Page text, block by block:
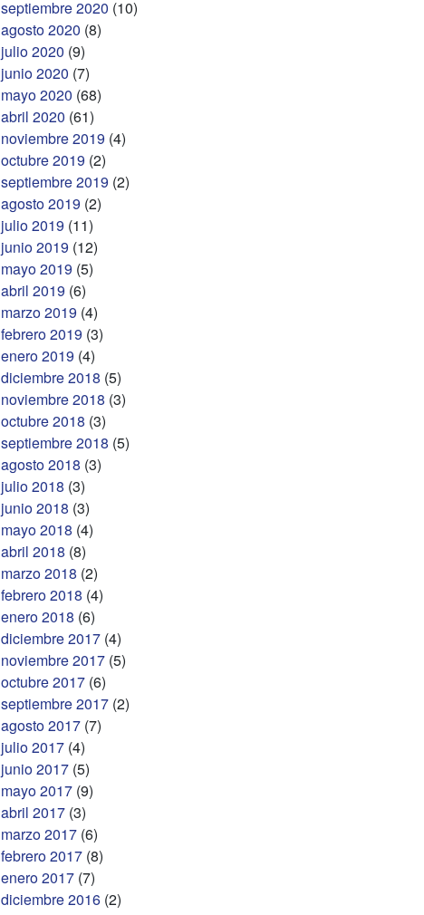
septiembre 2020 (10)
agosto 2020 (8)
julio 2020 (9)
junio 2020 (7)
mayo 2020 (68)
abril 2020 (61)
noviembre 2019 (4)
octubre 2019 (2)
septiembre 2019 (2)
agosto 2019 (2)
julio 2019 (11)
junio 2019 (12)
mayo 2019 (5)
abril 2019 (6)
marzo 2019 (4)
febrero 2019 (3)
enero 2019 (4)
diciembre 2018 (5)
noviembre 2018 (3)
octubre 2018 (3)
septiembre 2018 (5)
agosto 2018 (3)
julio 2018 (3)
junio 2018 (3)
mayo 2018 (4)
abril 2018 (8)
marzo 2018 (2)
febrero 2018 (4)
enero 2018 (6)
diciembre 2017 (4)
noviembre 2017 (5)
octubre 2017 (6)
septiembre 2017 (2)
agosto 2017 (7)
julio 2017 (4)
junio 2017 (5)
mayo 2017 (9)
abril 2017 (3)
marzo 2017 (6)
febrero 2017 (8)
enero 2017 (7)
diciembre 2016 (2)